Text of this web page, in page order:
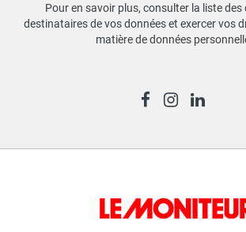
Pour en savoir plus, consulter la liste des
destinataires de vos données et exercer vos
matière de données